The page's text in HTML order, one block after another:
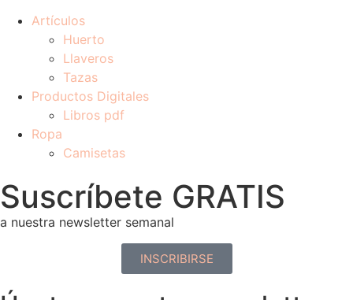
Artículos
Huerto
Llaveros
Tazas
Productos Digitales
Libros pdf
Ropa
Camisetas
Suscríbete GRATIS
a nuestra newsletter semanal
INSCRIBIRSE